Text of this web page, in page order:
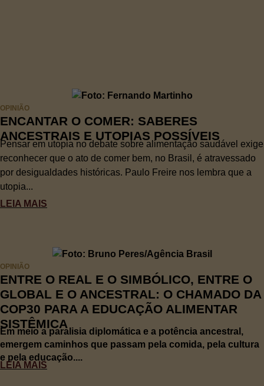
OPINIÃO
ENCANTAR O COMER: SABERES
ANCESTRAIS E UTOPIAS POSSÍVEIS
Pensar em utopia no debate sobre alimentação saudável exige
reconhecer que o ato de comer bem, no Brasil, é atravessado
por desigualdades históricas. Paulo Freire nos lembra que a
utopia...
LEIA MAIS
OPINIÃO
ENTRE O REAL E O SIMBÓLICO, ENTRE O
GLOBAL E O ANCESTRAL: O CHAMADO DA
COP30 PARA A EDUCAÇÃO ALIMENTAR
SISTÊMICA
Em meio a paralisia diplomática e a potência ancestral,
emergem caminhos que passam pela comida, pela cultura
e pela educação....
LEIA MAIS